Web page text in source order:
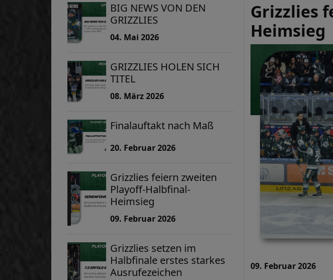
BIG NEWS VON DEN
GRIZZLIES
04. Mai 2026
GRIZZLIES HOLEN SICH
TITEL
08. März 2026
Finalauftakt nach Maß
20. Februar 2026
Grizzlies feiern zweiten
Playoff-Halbfinal-
Heimsieg
09. Februar 2026
Grizzlies setzen im
Halbfinale erstes starkes
Ausrufezeichen
Grizzlies
Heimsieg
09. Februar 2026